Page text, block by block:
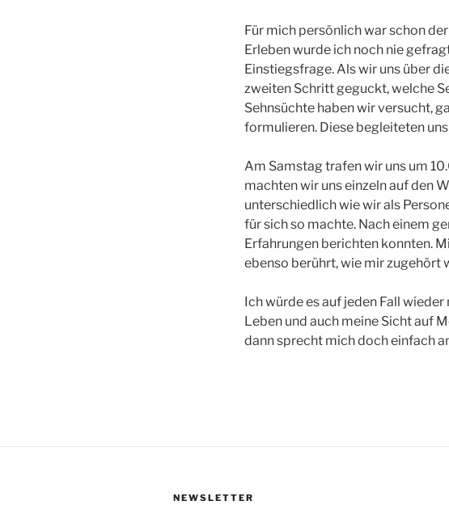
Für mich persönlich war schon
Erleben wurde ich noch nie
Einstiegsfrage. Als wir uns über
zweiten Schritt geguckt, welche
Sehnsüchte haben wir versucht,
formulieren. Diese begleiteten
Am Samstag trafen wir uns um
machten wir uns einzeln auf den
unterschiedlich wie wir als
für sich so machte. Nach einem
Erfahrungen berichten konnten.
ebenso berührt, wie mir zugehört
Ich würde es auf jeden Fall
Leben und auch meine Sicht auf
dann sprecht mich doch einfach
NEWSLETTER